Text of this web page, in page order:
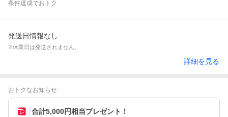
条件達成でおトク
発送日情報なし
※休業日は発送されません。
詳細を見る
おトクなお知らせ
合計5,000円相当プレゼント！